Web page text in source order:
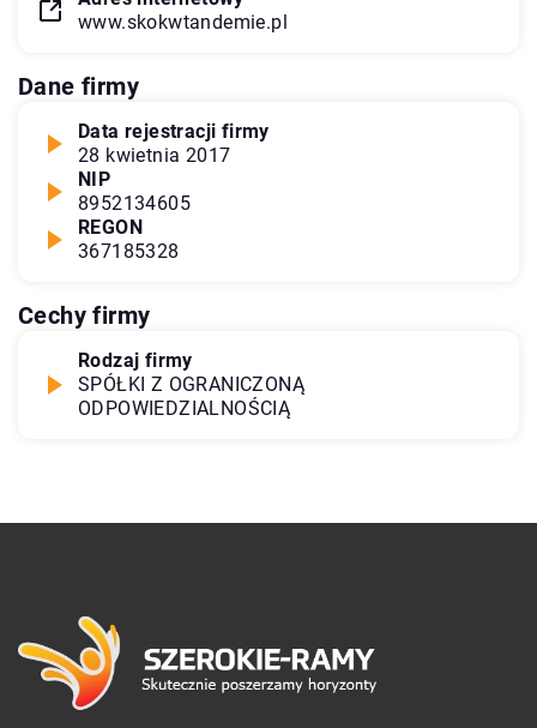
www.skokwtandemie.pl
Dane firmy
Data rejestracji firmy
28 kwietnia 2017
NIP
8952134605
REGON
367185328
Cechy firmy
Rodzaj firmy
SPÓŁKI Z OGRANICZONĄ
ODPOWIEDZIALNOŚCIĄ